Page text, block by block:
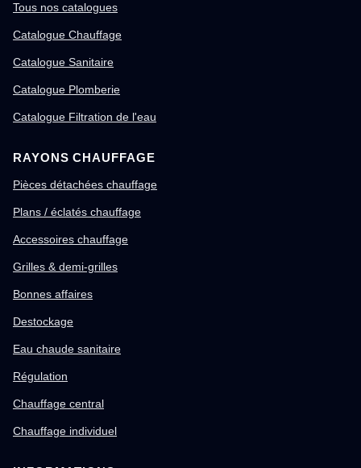
Tous nos catalogues
Catalogue Chauffage
Catalogue Sanitaire
Catalogue Plomberie
Catalogue Filtration de l'eau
RAYONS CHAUFFAGE
Pièces détachées chauffage
Plans / éclatés chauffage
Accessoires chauffage
Grilles & demi-grilles
Bonnes affaires
Destockage
Eau chaude sanitaire
Régulation
Chauffage central
Chauffage individuel